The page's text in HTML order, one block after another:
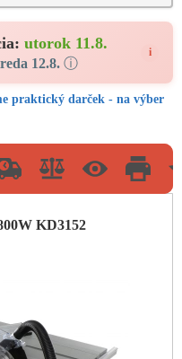
utorok 11.8.
12.8. ⓘ
i
praktický darček - na výber
KD3152